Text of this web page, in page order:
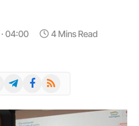
04:00 4 Mins Read
TelegramFacebook
RSS